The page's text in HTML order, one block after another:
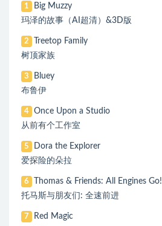
1
Big Muzzy
玛泽的故事（AI超清）&3D版
2
Treetop Family
树顶家族
3
Bluey
布鲁伊
4
Once Upon a Studio
从前有个工作室
5
Dora the Explorer
爱探险的朵拉
6
Thomas & Friends: All Engines Go!
托马斯与朋友们: 全速前进
7
Red Magic